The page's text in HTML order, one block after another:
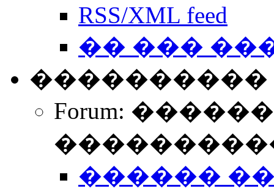
RSS/XML feed
�� ���
����������
Forum:
������